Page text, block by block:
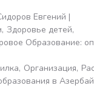
Евгений
Здоровье детей
Образование:
Организация
в